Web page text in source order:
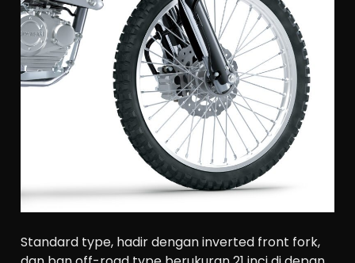
Standard type, hadir dengan inverted front fork,